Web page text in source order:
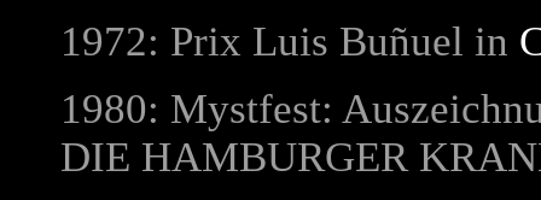
1972: Prix Luis Buñuel in
1980: Mystfest:
DIE HAMBURGER